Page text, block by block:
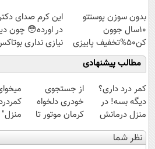
بدون سوزن پوستتو
10سال جوون
کن50%تخفیف پاییزی
این کرم صدای
در اورده😳 چون
نیازی نداری
کنی!!!
مطالب پیشنهادی
کمر درد داری؟
دیگه بسه! در
منزل درمانش
کن
(◀پرسش‌نامه)
از جستجوی
خودری دلخواه
کرمان موتور تا
فروش آن،
ساده، بی واسطه
کنی؟
نظر شما